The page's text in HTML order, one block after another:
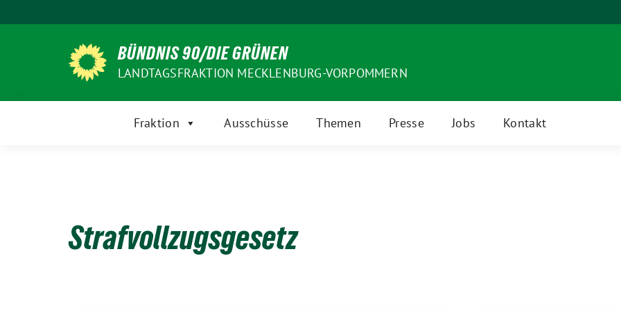
zum
BÜNDNIS 90/DIE GRÜNEN
LANDTAGSFRAKTION MECKLENBURG-VORPOMMERN
Fraktion Ausschüsse Themen Presse Jobs Kontakt
Strafvollzugsgesetz